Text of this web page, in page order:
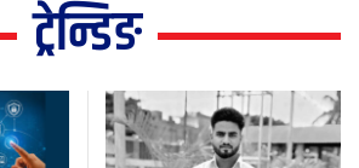
ट्रेन्डिङ